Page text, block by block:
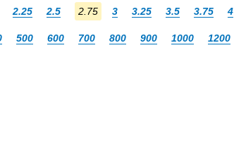
2.25 2.5 2.75 3 3.25 3.5 3.75 4
500 600 700 800 900 1000 1200